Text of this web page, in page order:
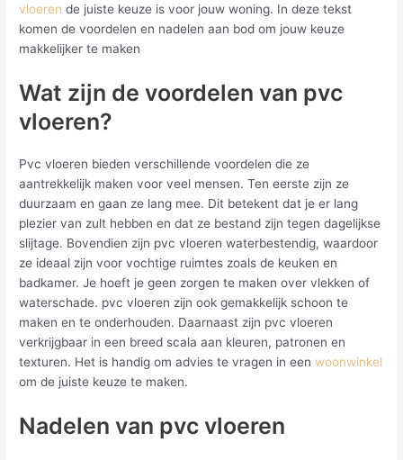
vloeren de juiste keuze is voor jouw woning. In deze tekst
komen de voordelen en nadelen aan bod om jouw keuze
makkelijker te maken
Wat zijn de voordelen van pvc
vloeren?
Pvc vloeren bieden verschillende voordelen die ze
aantrekkelijk maken voor veel mensen. Ten eerste zijn ze
duurzaam en gaan ze lang mee. Dit betekent dat je er lang
plezier van zult hebben en dat ze bestand zijn tegen dagelijkse
slijtage. Bovendien zijn pvc vloeren waterbestendig, waardoor
ze ideaal zijn voor vochtige ruimtes zoals de keuken en
badkamer. Je hoeft je geen zorgen te maken over vlekken of
waterschade. pvc vloeren zijn ook gemakkelijk schoon te
maken en te onderhouden. Daarnaast zijn pvc vloeren
verkrijgbaar in een breed scala aan kleuren, patronen en
texturen. Het is handig om advies te vragen in eenwoonwinkel
om de juiste keuze te maken.
Nadelen van pvc vloeren